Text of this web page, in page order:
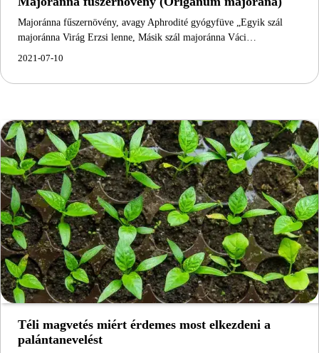
Majoránna fűszernövény, avagy Aphrodité gyógyfüve „Egyik szál
majoránna Virág Erzsi lenne, Másik szál majoránna Váci…
2021-07-10
Téli magvetés miért érdemes most elkezdeni a
palántanevelést